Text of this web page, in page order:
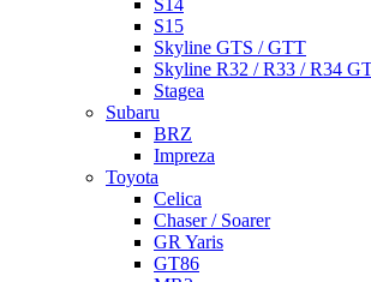
S14
S15
Skyline GTS / GTT
Skyline R32 / R33 / R34
Stagea
Subaru
BRZ
Impreza
Toyota
Celica
Chaser / Soarer
GR Yaris
GT86